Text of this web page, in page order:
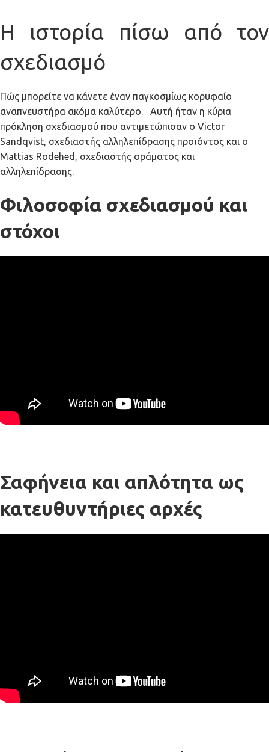
Η ιστορία πίσω από τον
σχεδιασμό
Πώς μπορείτε να κάνετε έναν παγκοσμίως κορυφαίο
αναπνευστήρα ακόμα καλύτερο. Αυτή ήταν η κύρια
πρόκληση σχεδιασμού που αντιμετώπισαν ο Victor
Sandqvist, σχεδιαστής αλληλεπίδρασης προϊόντος και ο
Mattias Rodehed, σχεδιαστής οράματος και
αλληλεπίδρασης.
Φιλοσοφία σχεδιασμού και
στόχοι
Σαφήνεια και απλότητα ως
κατευθυντήριες αρχές